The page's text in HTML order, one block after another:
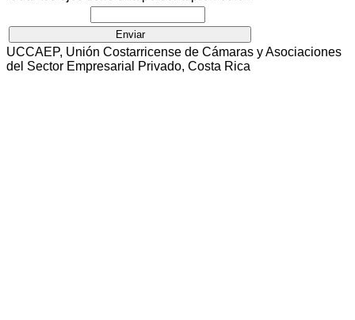
UCCAEP, Unión Costarricense de Cámaras y Asociaciones
del Sector Empresarial Privado, Costa Rica